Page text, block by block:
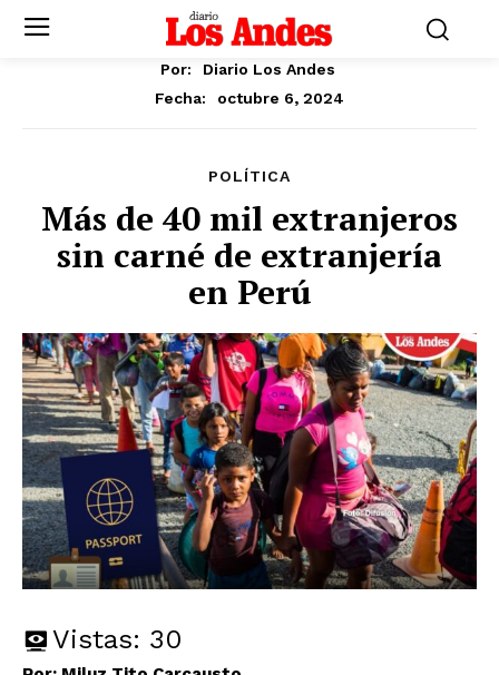
Por:
Diario Los Andes
Fecha:
octubre 6, 2024
POLÍTICA
Más de 40 mil extranjeros
sin carné de extranjería
en Perú
Vistas: 30